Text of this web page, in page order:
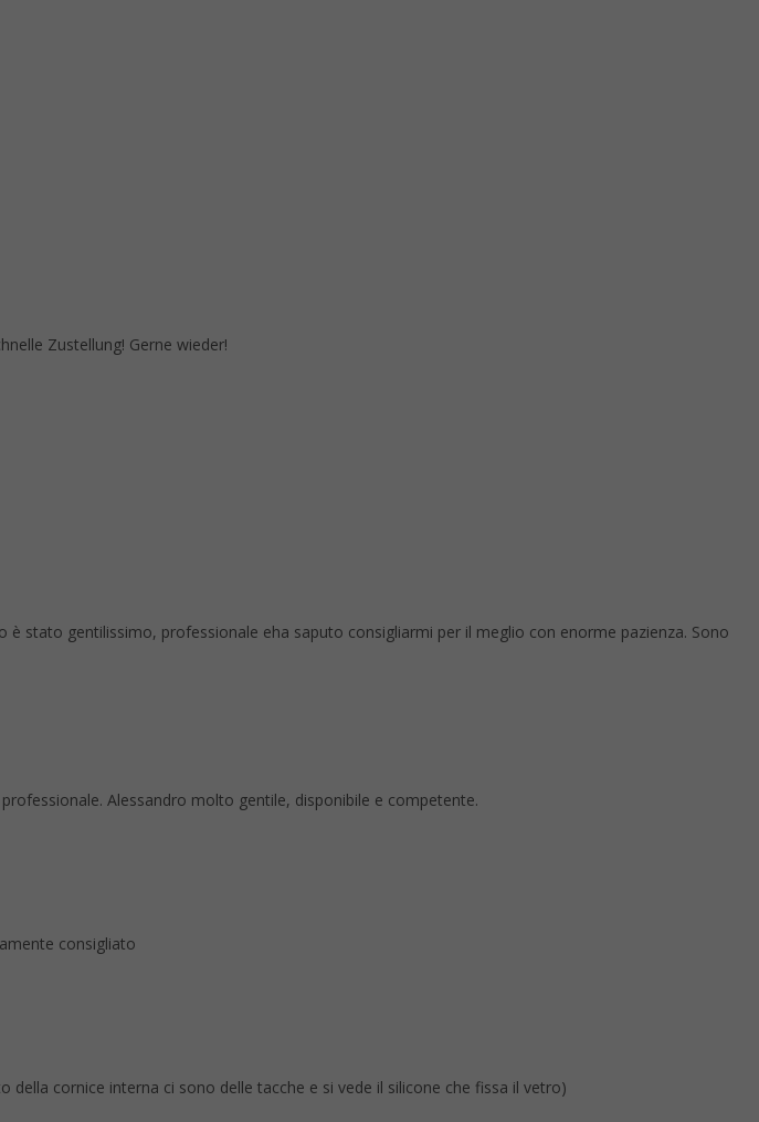
Zustellung! Gerne wieder!
stato gentilissimo, professionale eha saputo consigliarmi per il meglio con enorme pazienza. Sono
Alessandro molto gentile, disponibile e competente.
consigliato
cornice interna ci sono delle tacche e si vede il silicone che fissa il vetro)